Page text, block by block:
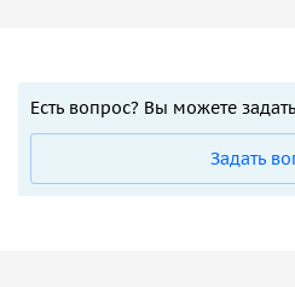
Есть вопрос? Вы можете
Задать